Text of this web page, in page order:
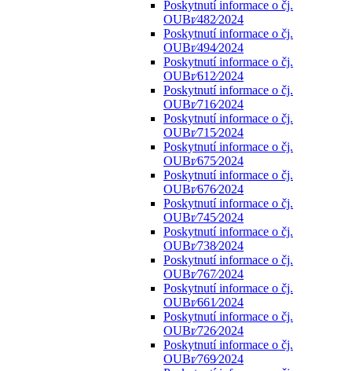
Poskytnutí informace o čj.
OUBr⁄482⁄2024
Poskytnutí informace o čj.
OUBr⁄494⁄2024
Poskytnutí informace o čj.
OUBr⁄612⁄2024
Poskytnutí informace o čj.
OUBr⁄716⁄2024
Poskytnutí informace o čj.
OUBr⁄715⁄2024
Poskytnutí informace o čj.
OUBr⁄675⁄2024
Poskytnutí informace o čj.
OUBr⁄676⁄2024
Poskytnutí informace o čj.
OUBr⁄745⁄2024
Poskytnutí informace o čj.
OUBr⁄738⁄2024
Poskytnutí informace o čj.
OUBr⁄767⁄2024
Poskytnutí informace o čj.
OUBr⁄661⁄2024
Poskytnutí informace o čj.
OUBr⁄726⁄2024
Poskytnutí informace o čj.
OUBr⁄769⁄2024